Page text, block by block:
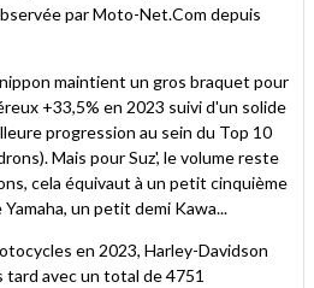
par Moto-Net.Com depuis
maintient un gros braquet pour
+33,5% en 2023 suivi d'un solide
progression au sein du Top 10
Mais pour Suz', le volume reste
cela équivaut à un petit cinquième
un petit demi Kawa...
en 2023, Harley-Davidson
avec un total de 4751